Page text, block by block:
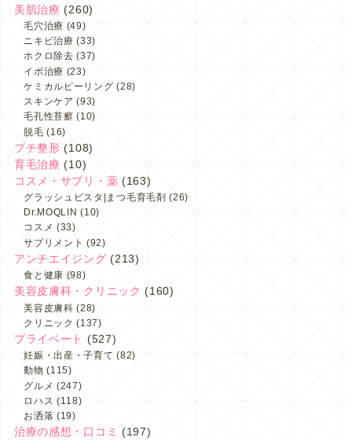
美肌治療 (260)
毛穴治療 (49)
ニキビ治療 (33)
ホクロ除去 (37)
イボ治療 (23)
ケミカルピーリング (28)
スキンケア (93)
毛孔性苔癬 (10)
脱毛 (16)
プチ整形 (108)
育毛治療 (10)
コスメ・サプリ・薬 (163)
グラッシュビスタ|まつ毛育毛剤 (26)
Dr.MOQLIN (10)
コスメ (33)
サプリメント (92)
アンチエイジング (213)
食と健康 (98)
美容皮膚科・クリニック (160)
美容皮膚科 (28)
クリニック (137)
プライベート (527)
妊娠・出産・子育て (82)
動物 (115)
グルメ (247)
ロハス (118)
お洒落 (19)
治療の感想・口コミ
(197)